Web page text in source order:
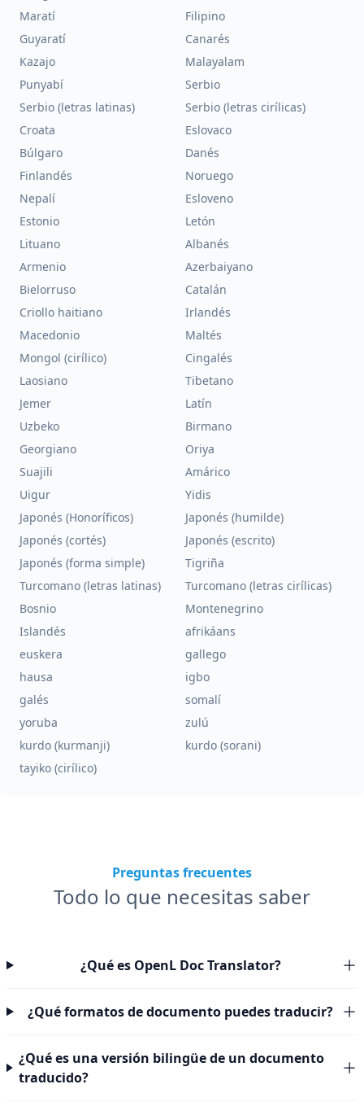
Maratí
Filipino
Guyaratí
Canarés
Kazajo
Malayalam
Punyabí
Serbio
Serbio (letras latinas)
Serbio (letras cirílicas)
Croata
Eslovaco
Búlgaro
Danés
Finlandés
Noruego
Nepalí
Esloveno
Estonio
Letón
Lituano
Albanés
Armenio
Azerbaiyano
Bielorruso
Catalán
Criollo haitiano
Irlandés
Macedonio
Maltés
Mongol (cirílico)
Cingalés
Laosiano
Tibetano
Jemer
Latín
Uzbeko
Birmano
Georgiano
Oriya
Suajili
Amárico
Uigur
Yidis
Japonés (Honoríficos)
Japonés (humilde)
Japonés (cortés)
Japonés (escrito)
Japonés (forma simple)
Tigriña
Turcomano (letras latinas)
Turcomano (letras cirílicas)
Bosnio
Montenegrino
Islandés
afrikáans
euskera
gallego
hausa
igbo
galés
somalí
yoruba
zulú
kurdo (kurmanji)
kurdo (sorani)
tayiko (cirílico)
Preguntas frecuentes
Todo lo que necesitas saber
¿Qué es OpenL Doc Translator?
¿Qué formatos de documento puedes traducir?
¿Qué es una versión bilingüe de un documento
traducido?